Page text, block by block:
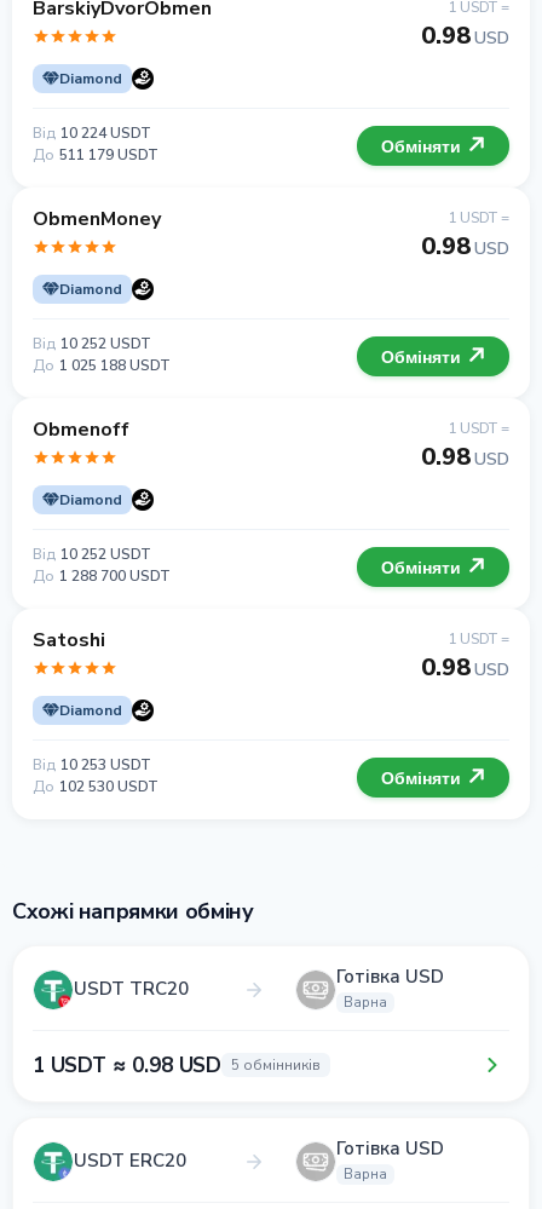
BarskiyDvorObmen
Diamond
1 USDT =
0.98USD
Від 10 224 USDT
До 511 179 USDT Обміняти
ObmenMoney
Diamond
1 USDT =
0.98USD
Від 10 252 USDT
До 1 025 188 USDT Обміняти
Obmenoff
Diamond
1 USDT =
0.98USD
Від 10 252 USDT
До 1 288 700 USDT Обміняти
Satoshi
Diamond
1 USDT =
0.98USD
Від 10 253 USDT
До 102 530 USDT Обміняти
Схожі напрямки обміну
USDT TRC20 Готівка USD
Варна
1 USDT ≈ 0.98 USD 5 обмінників
USDT ERC20 Готівка USD
Варна